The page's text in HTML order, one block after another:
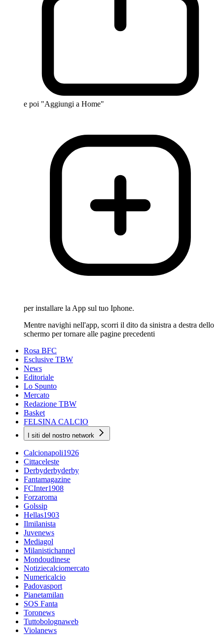
e poi "Aggiungi a Home"
per installare la App sul tuo Iphone.
Mentre navighi nell'app, scorri il dito da sinistra a destra dello
schermo per tornare alle pagine precedenti
Rosa BFC
Esclusive TBW
News
Editoriale
Lo Spunto
Mercato
Redazione TBW
Basket
FELSINA CALCIO
I siti del nostro network
Calcionapoli1926
Cittaceleste
Derbyderbyderby
Fantamagazine
FCInter1908
Forzaroma
Golssip
Hellas1903
Ilmilanista
Juvenews
Mediagol
Milanistichannel
Mondoudinese
Notiziecalciomercato
Numericalcio
Padovasport
Pianetamilan
SOS Fanta
Toronews
Tuttobolognaweb
Violanews